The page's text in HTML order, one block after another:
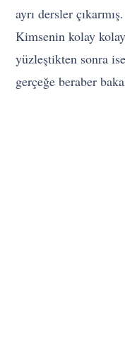
ayrı dersler çıkarmış.
Kimsenin kolay
yüzleştikten sonra
gerçeğe beraber